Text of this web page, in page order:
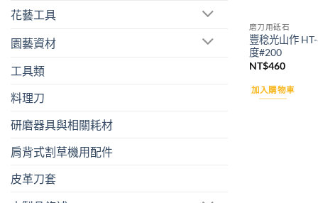
花藝工具
園藝資材
工具類
料理刀
研磨器具與相關耗材
肩背式割草機用配件
皮革刀套
磨刀用砥石
豐稔光山作
度#200
NT$460
加入購物車